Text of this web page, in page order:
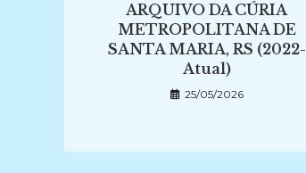
ARQUIVO DA CÚRIA
METROPOLITANA DE
SANTA MARIA, RS (2022-
Atual)
25/05/2026